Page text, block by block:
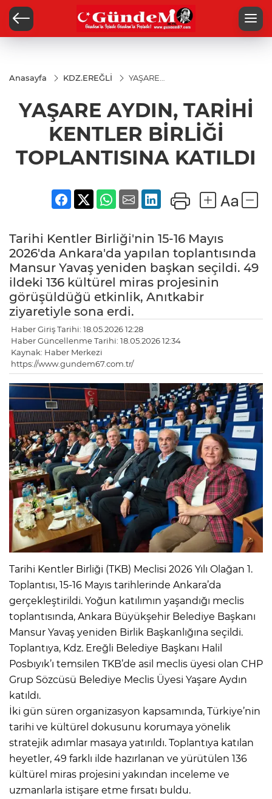
Anasayfa KDZ.EREĞLİ
YAŞARE
BİRLİĞİ
TOPLANTISINA
KATILDI
YAŞARE AYDIN, TARİHİ
KENTLER BİRLİĞİ
TOPLANTISINA KATILDI
Tarihi Kentler Birliği'nin 15-16 Mayıs
2026'da Ankara'da yapılan toplantısında
Mansur Yavaş yeniden başkan seçildi. 49
ildeki 136 kültürel miras projesinin
görüşüldüğü etkinlik, Anıtkabir
ziyaretiyle sona erdi.
Haber Giriş Tarihi: 18.05.2026 12:28
Haber Güncellenme Tarihi: 18.05.2026 12:34
Kaynak: Haber Merkezi
https://www.gundem67.com.tr/
Tarihi Kentler Birliği (TKB) Meclisi 2026 Yılı Olağan 1.
Toplantısı, 15-16 Mayıs tarihlerinde Ankara’da
gerçekleştirildi. Yoğun katılımın yaşandığı meclis
toplantısında, Ankara Büyükşehir Belediye Başkanı
Mansur Yavaş yeniden Birlik Başkanlığına seçildi.
Toplantıya, Kdz. Ereğli Belediye Başkanı Halil
Posbıyık’ı temsilen TKB’de asil meclis üyesi olan CHP
Grup Sözcüsü Belediye Meclis Üyesi Yaşare Aydın
katıldı.
İki gün süren organizasyon kapsamında, Türkiye’nin
tarihi ve kültürel dokusunu korumaya yönelik
stratejik adımlar masaya yatırıldı. Toplantıya katılan
heyetler, 49 farklı ilde hazırlanan ve yürütülen 136
kültürel miras projesini yakından inceleme ve
uzmanlarla istişare etme fırsatı buldu.